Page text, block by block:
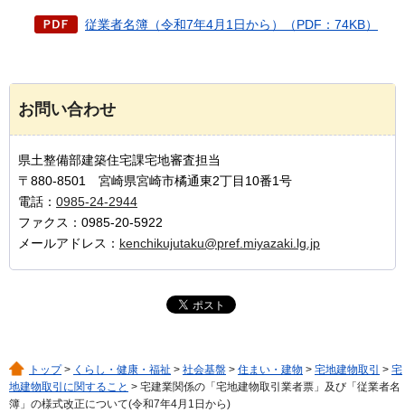
従業者名簿（令和7年4月1日から）（PDF：74KB）
お問い合わせ
県土整備部建築住宅課宅地審査担当
〒880-8501 宮崎県宮崎市橘通東2丁目10番1号
電話： 0985-24-2944
ファクス：0985-20-5922
メールアドレス： kenchikujutaku@pref.miyazaki.lg.jp
トップ> くらし・健康・福祉 > 社会基盤 > 住まい・建物 > 宅地建物取引 > 宅
地建物取引に関すること > 宅建業関係の「宅地建物取引業者票」及び「従業者名
簿」の様式改正について(令和7年4月1日から)